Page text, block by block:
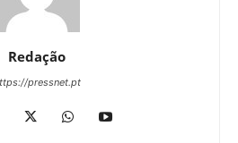
Redação
pressnet.pt